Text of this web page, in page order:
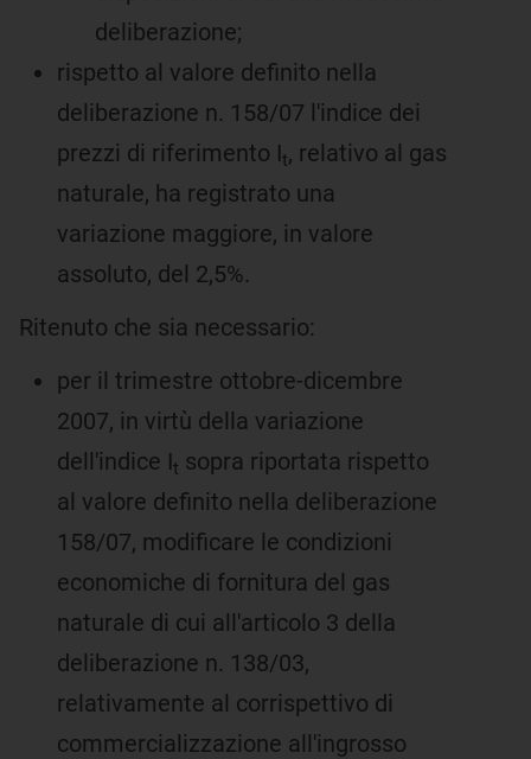
deliberazione;
rispetto al valore definito nella
deliberazione n. 158/07 l'indice dei
prezzi di riferimento It, relativo al gas
naturale, ha registrato una
variazione maggiore, in valore
assoluto, del 2,5%.
Ritenuto che sia necessario:
per il trimestre ottobre-dicembre
2007, in virtù della variazione
dell'indice It sopra riportata rispetto
al valore definito nella deliberazione
158/07, modificare le condizioni
economiche di fornitura del gas
naturale di cui all'articolo 3 della
deliberazione n. 138/03,
relativamente al corrispettivo di
commercializzazione all'ingrosso